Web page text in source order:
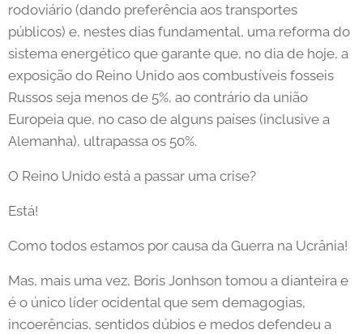
rodoviário (dando preferência aos transportes
públicos) e, nestes dias fundamental, uma reforma do
sistema energético que garante que, no dia de hoje, a
exposição do Reino Unido aos combustíveis fosseis
Russos seja menos de 5%, ao contrário da união
Europeia que, no caso de alguns países (inclusive a
Alemanha), ultrapassa os 50%.
O Reino Unido está a passar uma crise?
Está!
Como todos estamos por causa da Guerra na Ucrânia!
Mas, mais uma vez, Boris Jonhson tomou a dianteira e
é o único líder ocidental que sem demagogias,
incoerências, sentidos dúbios e medos defendeu a